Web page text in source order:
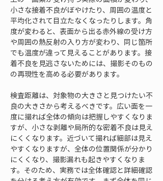
小さな接着不良がぼやけたり、周囲の温度と
平均化されて目立たなくなったりします。角
度が変わると、表面から出る赤外線の受け方
や周囲の熱反射の入り方が変わり、同じ箇所
でも温度が違って見えることがあります。接
着不良を見逃さないためには、撮影そのもの
の再現性を高める必要があります。
検査距離は、対象物の大きさと見つけたい不
良の大きさから考えるべきです。広い面を一
度に撮れば全体の傾向は把握しやすくなりま
すが、小さな剥離や局所的な密着不良は見え
にくくなります。近づいて撮れば細部は見え
やすくなりますが、全体の位置関係が分かり
にくくなり、撮影漏れも起きやすくなりま
す。そのため、実務では全体確認と詳細確認